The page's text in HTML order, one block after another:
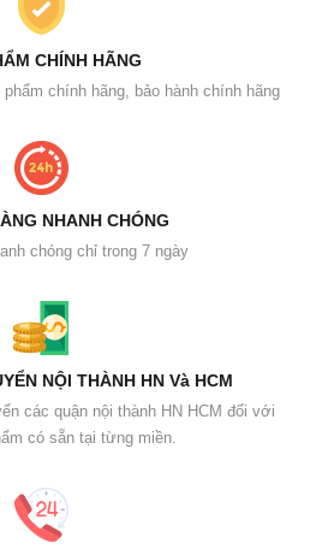
CHÍNH HÃNG
chính hãng, bảo hành chính hãng
NHANH CHÓNG
chóng chỉ trong 7 ngày
NỘI THÀNH HN Và HCM
các quận nội thành HN HCM đối với
có sẵn tại từng miền.